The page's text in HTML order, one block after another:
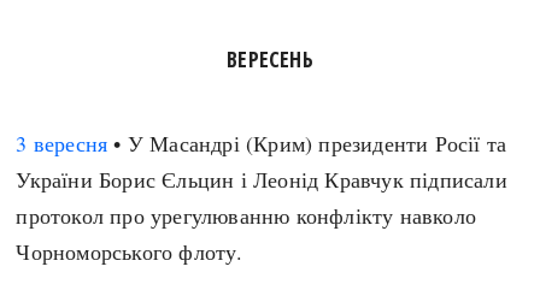
ВЕРЕСЕНЬ
3 вересня • У Масандрі (Крим) президенти Росії та
України Борис Єльцин і Леонід Кравчук підписали
протокол про урегулюванню конфлікту навколо
Чорноморського флоту.